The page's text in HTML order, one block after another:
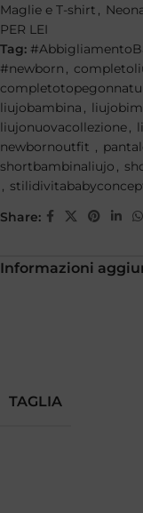
Maglie e T-shirt ,
PER LEI
Tag:
#newborn ,
liujobambina ,
liujonuovacollezione,
newbornoutfit ,
shortbambinaliujo ,
,
Share:
Informazioni
TAGLIA